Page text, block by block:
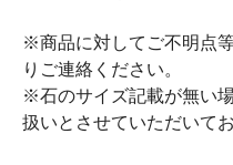
※商品に対してご不明点
りご連絡ください。
※石のサイズ記載が無い
扱いとさせていただいてお